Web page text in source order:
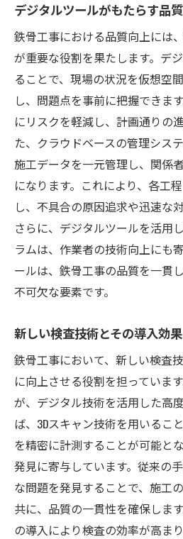
デジタルツールがもたらす品
鉄骨工事における品質向上には
が重要な役割を果たします。デ
ることで、現場の状況を仮想空
し、問題点を事前に把握できま
にリスクを軽減し、計画通りの
た、クラウドベースの管理シス
施工データを一元管理し、関係
になります。これにより、各工
し、不具合の原因追求や迅速な
さらに、デジタルツールを活用
ラムは、作業者の技術向上にも
ールは、鉄骨工事の品質を一貫
不可欠な要素です。
新しい検査技術とその導入効果
鉄骨工事において、新しい検査
に向上させる役割を担っていま
が、デジタル技術を活用した高
ば、3Dスキャン技術を用いるこ
を精密に計測することが可能と
発見に寄与しています。従来の
な問題を発見することで、施工
共に、品質の一貫性を確保しま
の導入により検査の効率が高ま